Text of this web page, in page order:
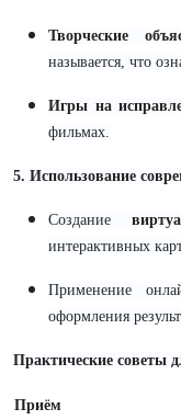
Творческие
называется, что
Игры на
фильмах.
5. Использование
Создание
интерактивных
Применение
оформления
Практические советы
Приём